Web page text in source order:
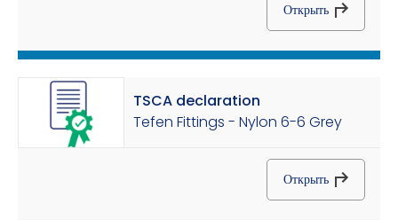
Открыть
TSCA declaration
Tefen Fittings - Nylon 6-6 Grey
Открыть